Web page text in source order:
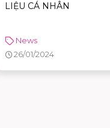
LIỆU CÁ NHÂN
News
26/01/2024